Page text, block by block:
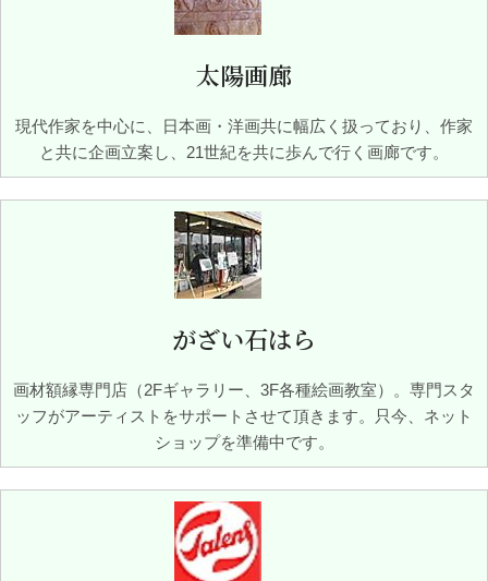
太陽画廊
現代作家を中心に、日本画・洋画共に幅広く扱っており、作家
と共に企画立案し、21世紀を共に歩んで行く画廊です。
がざい石はら
画材額縁専門店（2Fギャラリー、3F各種絵画教室）。専門スタ
ッフがアーティストをサポートさせて頂きます。只今、ネット
ショップを準備中です。